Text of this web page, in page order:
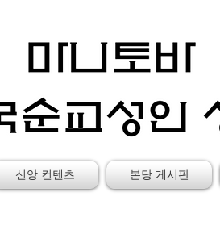
신앙 컨텐츠 본당 게시판